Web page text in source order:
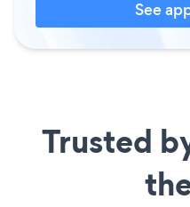
See
Trusted